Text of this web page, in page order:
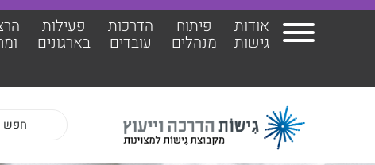
אודות
גישות
פיתוח
מנהלים
הדרכות
עובדים
פעילות
בארגונים
אודות גישות